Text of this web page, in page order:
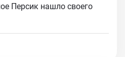
Персик нашло своего